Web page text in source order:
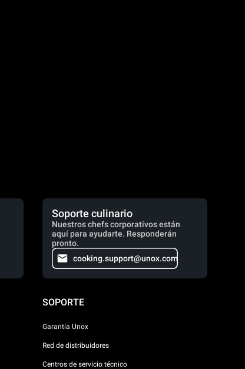
Soporte culinario
Nuestros chefs corporativos están
aquí para ayudarte. Responderán
pronto.
cooking.support@unox.com
SOPORTE
Garantía Unox
Red de distribuidores
Centros de servicio técnico